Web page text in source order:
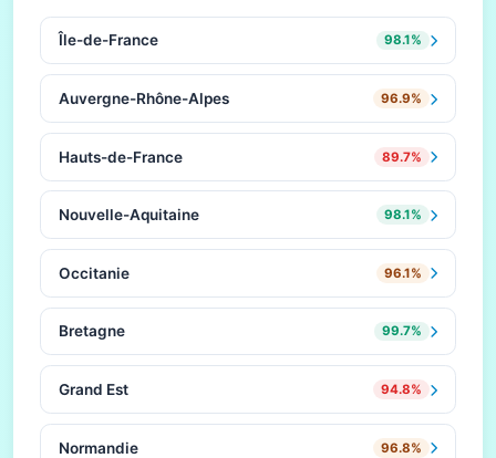
Île-de-France 98.1%
Auvergne-Rhône-Alpes 96.9%
Hauts-de-France 89.7%
Nouvelle-Aquitaine 98.1%
Occitanie 96.1%
Bretagne 99.7%
Grand Est 94.8%
Normandie 96.8%